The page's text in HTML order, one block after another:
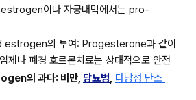
이나 자궁내막에서는 pro-
의 투여: Progesterone과 같이
제나 폐경 호르몬치료는 상대적으로 안전
의 과다: 비만, 당뇨병, 다낭성 난소